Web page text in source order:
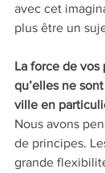
avec cet
plus être un
La force de vos
qu’elles ne
ville en
Nous avons
de principes.
grande